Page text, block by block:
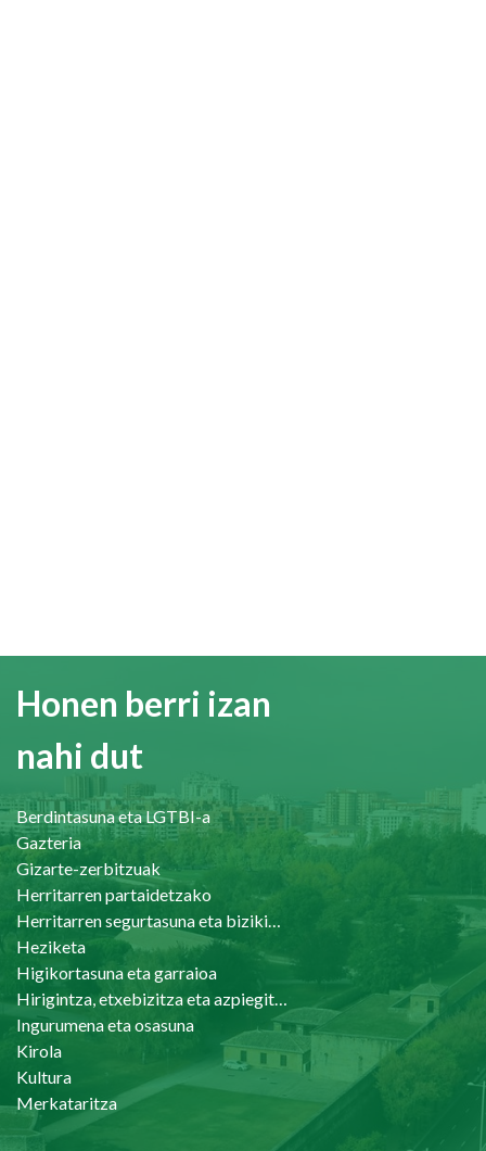
Honen berri izan
nahi dut
Berdintasuna eta LGTBI-a
Gazteria
Gizarte-zerbitzuak
Herritarren partaidetzako
Herritarren segurtasuna eta bizikidetasuna
Heziketa
Higikortasuna eta garraioa
Hirigintza, etxebizitza eta azpiegiturak
Ingurumena eta osasuna
Kirola
Kultura
Merkataritza